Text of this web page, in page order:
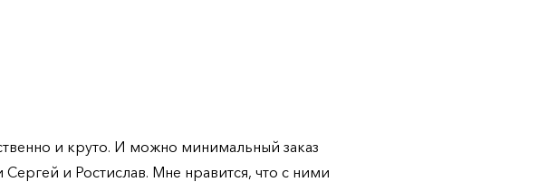
и круто. И можно минимальный заказ
и Ростислав. Мне нравится, что с ними